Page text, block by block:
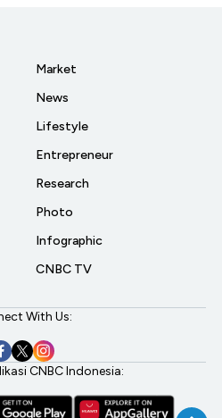
Market
News
Lifestyle
Entrepreneur
Research
Photo
Infographic
CNBC TV
With Us:
CNBC Indonesia: